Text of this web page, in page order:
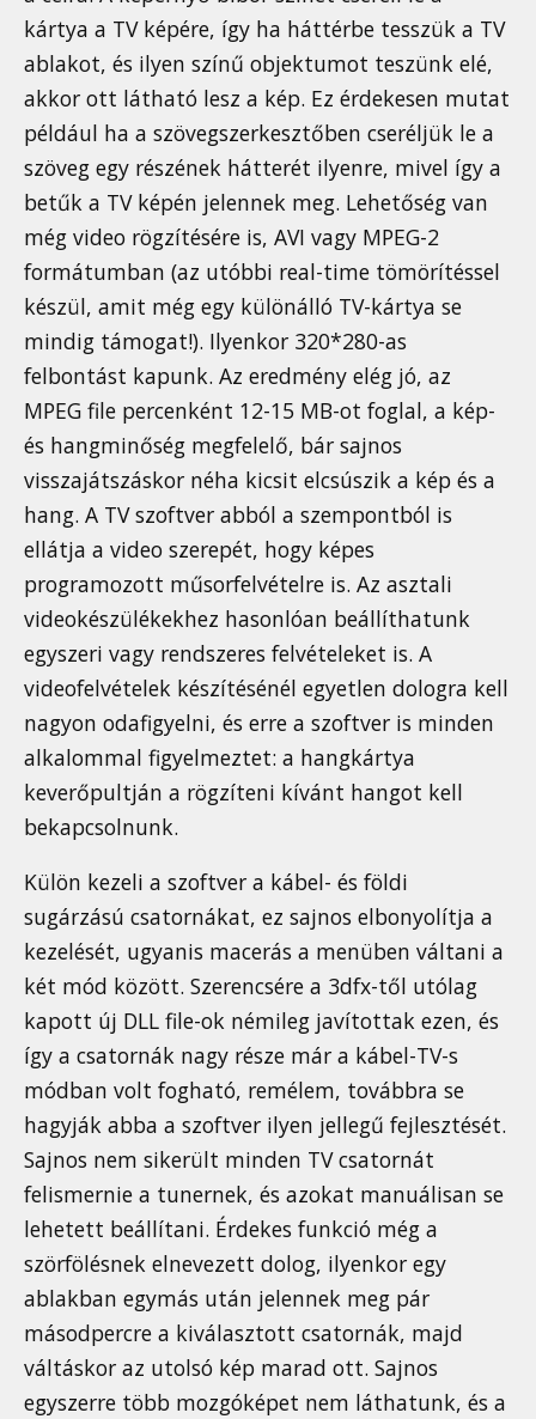
kártya a TV képére, így ha háttérbe tesszük a TV
ablakot, és ilyen színű objektumot teszünk elé,
akkor ott látható lesz a kép. Ez érdekesen mutat
például ha a szövegszerkesztőben cseréljük le a
szöveg egy részének hátterét ilyenre, mivel így a
betűk a TV képén jelennek meg. Lehetőség van
még video rögzítésére is, AVI vagy MPEG-2
formátumban (az utóbbi real-time tömörítéssel
készül, amit még egy különálló TV-kártya se
mindig támogat!). Ilyenkor 320*280-as
felbontást kapunk. Az eredmény elég jó, az
MPEG file percenként 12-15 MB-ot foglal, a kép-
és hangminőség megfelelő, bár sajnos
visszajátszáskor néha kicsit elcsúszik a kép és a
hang. A TV szoftver abból a szempontból is
ellátja a video szerepét, hogy képes
programozott műsorfelvételre is. Az asztali
videokészülékekhez hasonlóan beállíthatunk
egyszeri vagy rendszeres felvételeket is. A
videofelvételek készítésénél egyetlen dologra kell
nagyon odafigyelni, és erre a szoftver is minden
alkalommal figyelmeztet: a hangkártya
keverőpultján a rögzíteni kívánt hangot kell
bekapcsolnunk.
Külön kezeli a szoftver a kábel- és földi
sugárzású csatornákat, ez sajnos elbonyolítja a
kezelését, ugyanis macerás a menüben váltani a
két mód között. Szerencsére a 3dfx-től utólag
kapott új DLL file-ok némileg javítottak ezen, és
így a csatornák nagy része már a kábel-TV-s
módban volt fogható, remélem, továbbra se
hagyják abba a szoftver ilyen jellegű fejlesztését.
Sajnos nem sikerült minden TV csatornát
felismernie a tunernek, és azokat manuálisan se
lehetett beállítani. Érdekes funkció még a
szörfölésnek elnevezett dolog, ilyenkor egy
ablakban egymás után jelennek meg pár
másodpercre a kiválasztott csatornák, majd
váltáskor az utolsó kép marad ott. Sajnos
egyszerre több mozgóképet nem láthatunk, és a